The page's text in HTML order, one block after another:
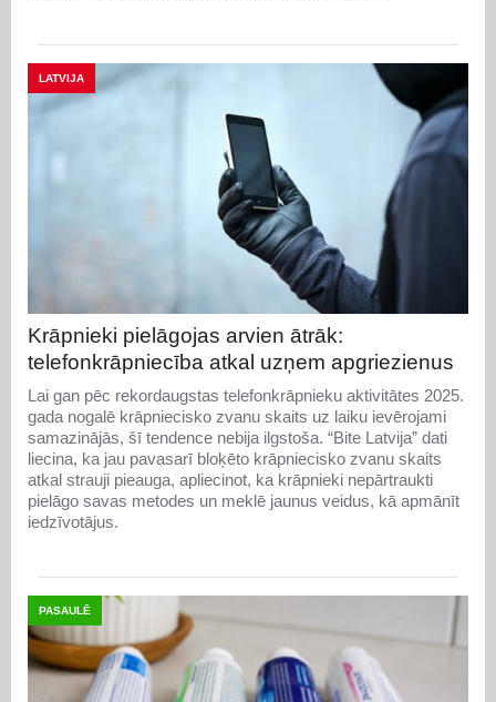
LATVIJA
Krāpnieki pielāgojas arvien ātrāk:
telefonkrāpniecība atkal uzņem apgriezienus
Lai gan pēc rekordaugstas telefonkrāpnieku aktivitātes 2025.
gada nogalē krāpniecisko zvanu skaits uz laiku ievērojami
samazinājās, šī tendence nebija ilgstoša. “Bite Latvija” dati
liecina, ka jau pavasarī bloķēto krāpniecisko zvanu skaits
atkal strauji pieauga, apliecinot, ka krāpnieki nepārtraukti
pielāgo savas metodes un meklē jaunus veidus, kā apmānīt
iedzīvotājus.
PASAULĒ